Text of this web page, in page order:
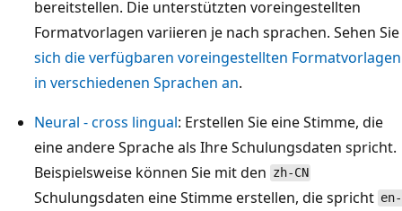
bereitstellen. Die unterstützten voreingestellten
Formatvorlagen variieren je nach sprachen. Sehen Sie
sich die verfügbaren voreingestellten Formatvorlagen
in verschiedenen Sprachen an.
Neural - cross lingual: Erstellen Sie eine Stimme, die
eine andere Sprache als Ihre Schulungsdaten spricht.
Beispielsweise können Sie mit den zh-CN
Schulungsdaten eine Stimme erstellen, die spricht en-